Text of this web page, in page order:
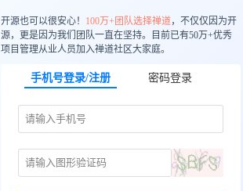
开源也可以很安心！ 100万+团队选择禅道，不仅仅因为开
源，更是因为我们团队一直在坚持。目前已有50万+优秀
项目管理从业人员加入禅道社区大家庭。
手机号登录/注册 密码登录